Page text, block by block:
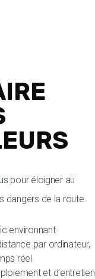
pour éloigner au
dangers de la route.
environnant
par ordinateur,
réel
et d’entretien